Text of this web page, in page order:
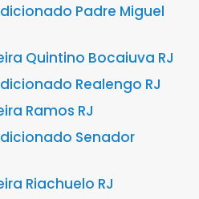
Padre Miguel
Quintino Bocaiuva RJ
Realengo RJ
Ramos RJ
Senador
Riachuelo RJ